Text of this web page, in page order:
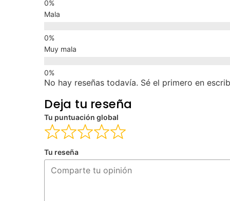
Mala
Muy mala
No hay reseñas todavía. Sé el primero en
Deja tu reseña
Tu puntuación global
Tu reseña